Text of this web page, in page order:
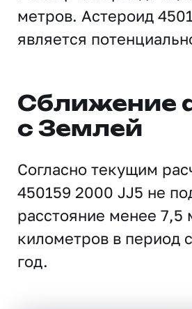
метров. Астероид
является
Сближение
с Землей
Согласно текущим
450159 2000 JJ5 не
расстояние менее 7,5
километров в период
год.